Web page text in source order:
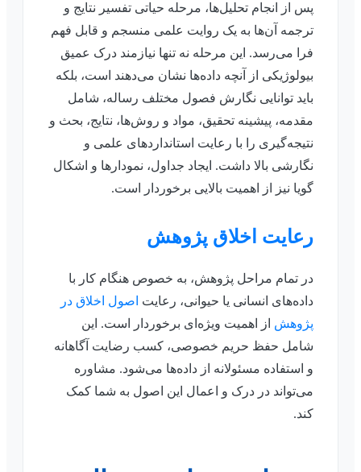
پس از انجام تحلیل‌ها، مرحله حیاتی تفسیر نتایج و
ترجمه آن‌ها به یک روایت علمی منسجم و قابل فهم
فرا می‌رسد. این مرحله نه تنها نیازمند درک عمیق
بیولوژیکی از آنچه داده‌ها نشان می‌دهند است، بلکه
باید توانایی نگارش فصول مختلف رساله، شامل
مقدمه، پیشینه تحقیق، مواد و روش‌ها، نتایج، بحث و
نتیجه‌گیری را با رعایت استانداردهای علمی و
نگارشی بالا داشت. ایجاد جداول، نمودارها و اشکال
گویا نیز از اهمیت بالایی برخوردار است.
رعایت اخلاق پژوهش
در تمام مراحل پژوهش، به خصوص هنگام کار با
داده‌های انسانی یا حیوانی، رعایت اصول اخلاق در
پژوهش از اهمیت ویژه‌ای برخوردار است. این
شامل حفظ حریم خصوصی، کسب رضایت آگاهانه
و استفاده مسئولانه از داده‌ها می‌شود. مشاوره
می‌تواند در درک و اعمال این اصول به شما کمک
کند.